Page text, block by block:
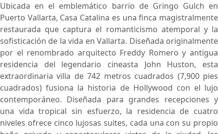
Ubicada en el emblemático barrio de Gringo Gulch en
Puerto Vallarta, Casa Catalina es una finca magistralmente
restaurada que captura el romanticismo atemporal y la
sofisticación de la vida en Vallarta. Diseñada originalmente
por el renombrado arquitecto Freddy Romero y antigua
residencia del legendario cineasta John Huston, esta
extraordinaria villa de 742 metros cuadrados (7,900 pies
cuadrados) fusiona la historia de Hollywood con el lujo
contemporáneo. Diseñada para grandes recepciones y
una vida tropical sin esfuerzo, la residencia de cuatro
niveles ofrece cinco lujosas suites, cada una con su propio